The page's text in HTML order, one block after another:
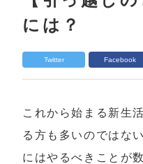
には？
Twitter Facebook
これから始まる新生
る方も多いのではな
にはやるべきことが